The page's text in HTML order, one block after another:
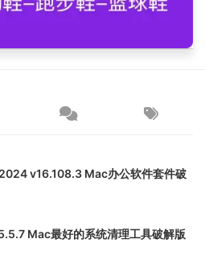
v16.108.3 Mac办公软件套件破
Mac最好的系统清理工具破解版